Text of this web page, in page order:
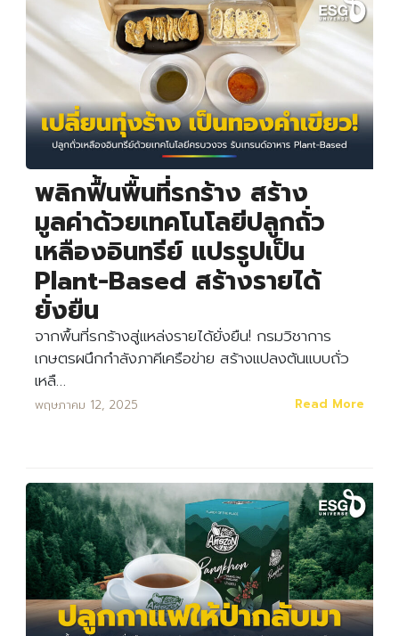
พลิกฟื้นพื้นที่รกร้าง สร้าง
มูลค่าด้วยเทคโนโลยีปลูกถั่ว
เหลืองอินทรีย์ แปรรูปเป็น
Plant-Based สร้างรายได้
ยั่งยืน
จากพื้นที่รกร้างสู่แหล่งรายได้ยั่งยืน! กรมวิชาการ
เกษตรผนึกกำลังภาคีเครือข่าย สร้างแปลงต้นแบบถั่ว
เหลื…
พฤษภาคม 12, 2025 Read More